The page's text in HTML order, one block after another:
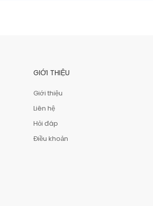
GIỚI THIỆU
Giới thiệu
Liên hệ
Hỏi đáp
Điều khoản